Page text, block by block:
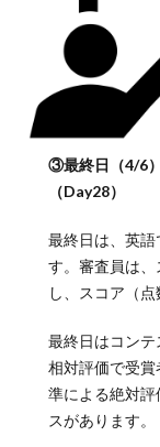
③最終日（4/6
（Day28）
最終日は、英
す。審査員は
し、スコア（点
最終日はコン
相対評価で受
準による絶対
スがあります。